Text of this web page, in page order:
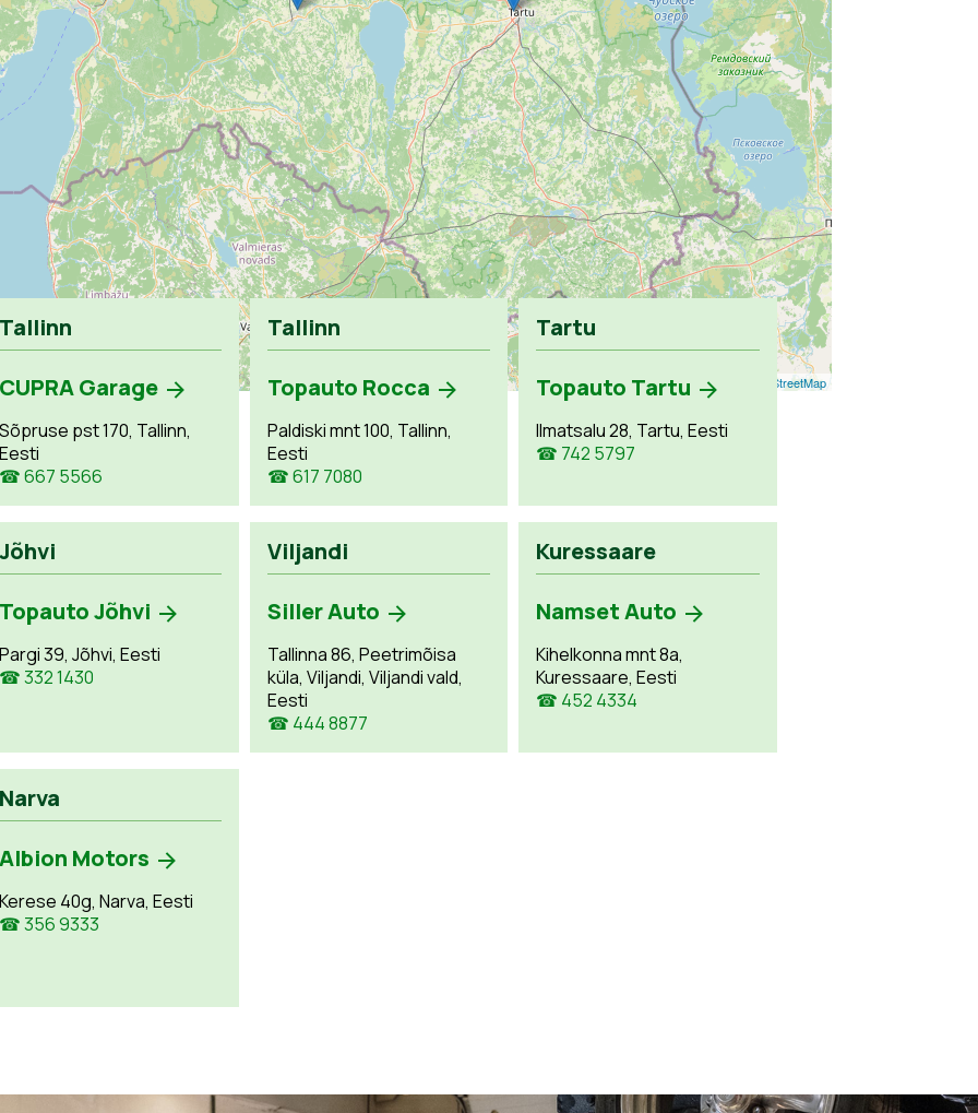
Leaflet OpenStreetMap
Tallinn
CUPRA Garage
Sõpruse pst 170, Tallinn,
Eesti
☎ 667 5566
Tallinn
Topauto Rocca
Paldiski mnt 100, Tallinn,
Eesti
☎ 617 7080
Tartu
Topauto Tartu
Ilmatsalu 28, Tartu, Eesti
☎ 742 5797
Jõhvi
Topauto Jõhvi
Pargi 39, Jõhvi, Eesti
☎ 332 1430
Viljandi
Siller Auto
Tallinna 86, Peetrimõisa
küla, Viljandi, Viljandi vald,
Eesti
☎ 444 8877
Kuressaare
Namset Auto
Kihelkonna mnt 8a,
Kuressaare, Eesti
☎ 452 4334
Narva
Albion Motors
Kerese 40g, Narva, Eesti
☎ 356 9333